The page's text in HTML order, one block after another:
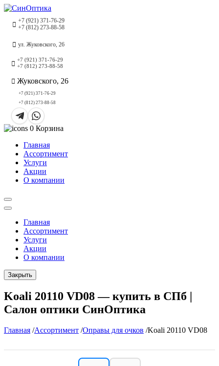
+7 (921) 371-76-29
+7 (812) 273-88-58
ул. Жуковского, 26
+7 (921) 371-76-29
+7 (812) 273-88-58
Жуковского, 26
+7 (921) 371-76-29
+7 (812) 273-88-58
0 Корзина
Главная
Ассортимент
Услуги
Акции
О компании
Главная
Ассортимент
Услуги
Акции
О компании
Закрыть
Koali 20110 VD08 — купить в СПб |
Салон оптики СинОптика
Главная /Ассортимент /Оправы для очков /Koali 20110 VD08